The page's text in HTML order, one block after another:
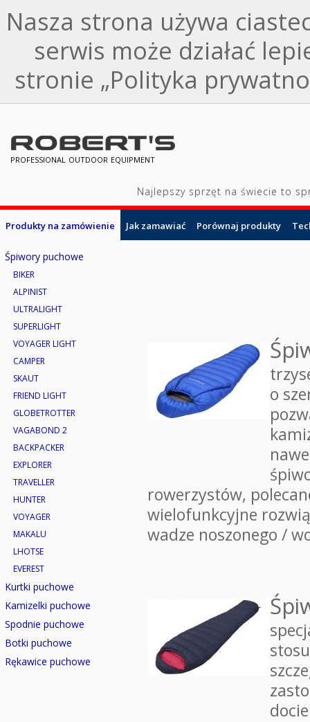
Nasza strona używa
serwis może działać
stronie „Polityka
professional outdoor equipment
Najlepszy sprzęt na świecie to
Produkty na zamówienie Jak zamawiać Porównaj produkty
Śpiwory puchowe
BIKER
ALPINIST
ULTRALIGHT
SUPERLIGHT
VOYAGER LIGHT
CAMPER
SKAUT
FRIEND LIGHT
GLOBETROTTER
VAGABOND 2
BACKPACKER
EXPLORER
TRAVELLER
HUNTER
VOYAGER
MAKALU
LHOTSE
EVEREST
Kurtki puchowe
Kamizelki puchowe
Spodnie puchowe
Botki puchowe
Rękawice puchowe
o
rowerzystów,
wielofunkcyjne
wadze noszonego /